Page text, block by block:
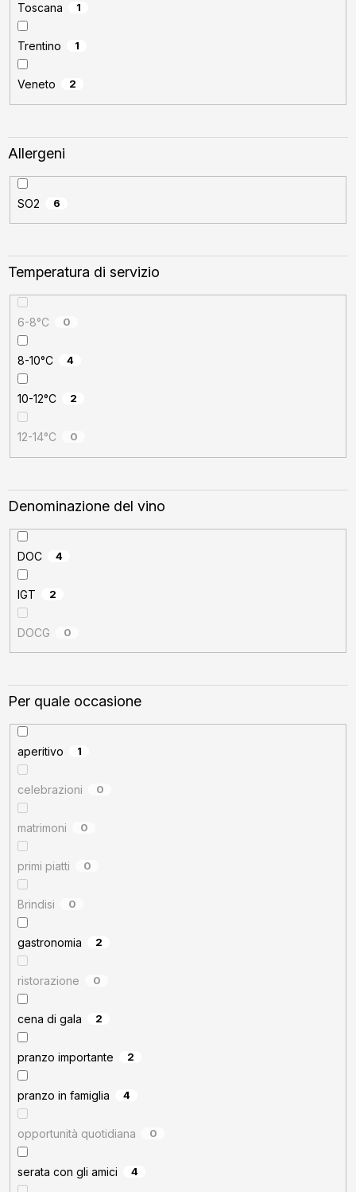
Toscana 1
Trentino 1
Veneto 2
Allergeni
SO2 6
Temperatura di servizio
6-8°C 0
8-10°C 4
10-12°C 2
12-14°C 0
Denominazione del vino
DOC 4
IGT 2
DOCG 0
Per quale occasione
aperitivo 1
celebrazioni 0
matrimoni 0
primi piatti 0
Brindisi 0
gastronomia 2
ristorazione 0
cena di gala 2
pranzo importante 2
pranzo in famiglia 4
opportunità quotidiana 0
serata con gli amici 4